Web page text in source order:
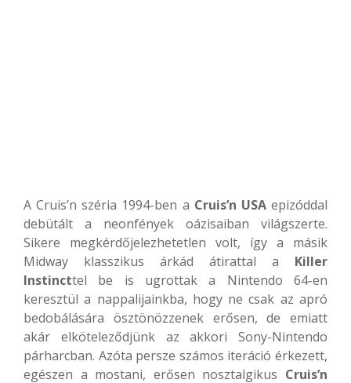
A Cruis’n széria 1994-ben a Cruis’n USAepizóddal
debütált a neonfények oázisaiban világszerte.
Sikere megkérdőjelezhetetlen volt, így a másik
Midway klasszikus árkád átirattal a Killer
Instincttel be is ugrottak a Nintendo 64-en
keresztül a nappalijainkba, hogy ne csak az apró
bedobálására ösztönözzenek erősen, de emiatt
akár elköteleződjünk az akkori Sony-Nintendo
párharcban. Azóta persze számos iteráció érkezett,
egészen a mostani, erősen nosztalgikus Cruis’n